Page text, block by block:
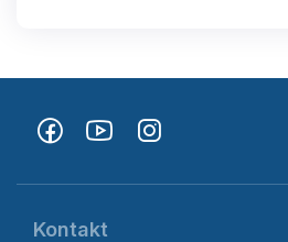
Kontakt